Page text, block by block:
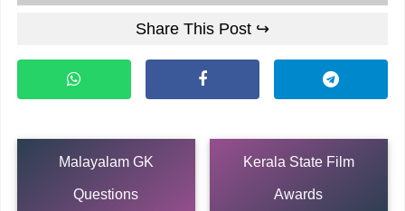
Share This Post ↪
Malayalam GK
Questions
Kerala State Film
Awards